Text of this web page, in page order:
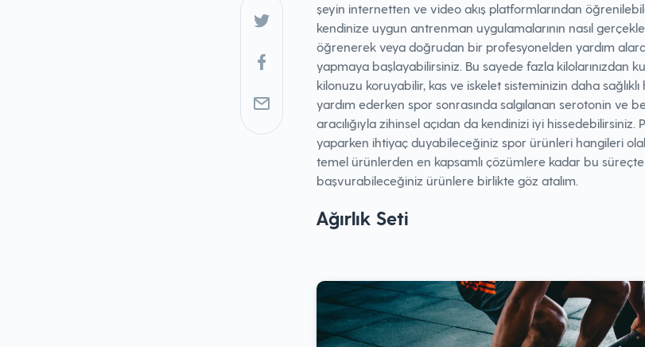
şeyin internetten ve video akış platformlarından
kendinize uygun antrenman uygulamalarının nasıl
öğrenerek veya doğrudan bir profesyonelden yardım
yapmaya başlayabilirsiniz. Bu sayede fazla kilolarınızdan
kilonuzu koruyabilir, kas ve iskelet sisteminizin daha
yardım ederken spor sonrasında salgılanan serotonin ve
aracılığıyla zihinsel açıdan da kendinizi iyi hissedebilirsiniz.
yaparken ihtiyaç duyabileceğiniz spor ürünleri hangileri
temel ürünlerden en kapsamlı çözümlere kadar bu süreçte
başvurabileceğiniz ürünlere birlikte göz atalım.
Ağırlık Seti